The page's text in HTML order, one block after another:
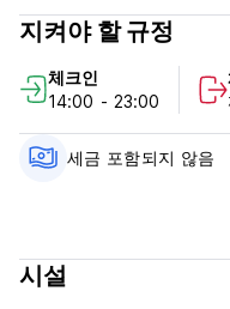
저렴한 공유 여행은 모든
손님이 즐길 수 있도록 항
나홀로 여행자(특히 여성)
며 항상 편안하고 안전하
그들은 다른 손님들을 만
다. 체스를 두거나 작은 도
인근 관광 명소의 즐거움을
지켜야 할 규정
체크인
14:00 - 23:00
세금 포함되지 않음
시설